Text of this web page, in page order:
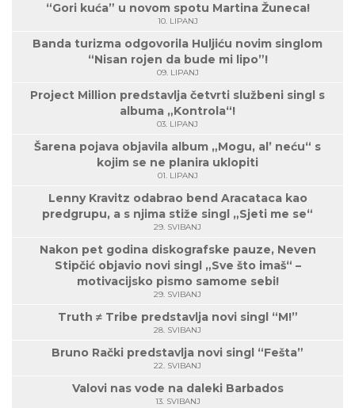
“Gori kuća” u novom spotu Martina Žuneca!
10. LIPANJ
Banda turizma odgovorila Huljiću novim singlom
“Nisan rojen da bude mi lipo”!
09. LIPANJ
Project Million predstavlja četvrti službeni singl s
albuma „Kontrola“!
03. LIPANJ
Šarena pojava objavila album „Mogu, al’ neću“ s
kojim se ne planira uklopiti
01. LIPANJ
Lenny Kravitz odabrao bend Aracataca kao
predgrupu, a s njima stiže singl „Sjeti me se“
29. SVIBANJ
Nakon pet godina diskografske pauze, Neven
Stipčić objavio novi singl „Sve što imaš“ –
motivacijsko pismo samome sebi!
29. SVIBANJ
Truth ≠ Tribe predstavlja novi singl “M!”
28. SVIBANJ
Bruno Rački predstavlja novi singl “Fešta”
22. SVIBANJ
Valovi nas vode na daleki Barbados
13. SVIBANJ